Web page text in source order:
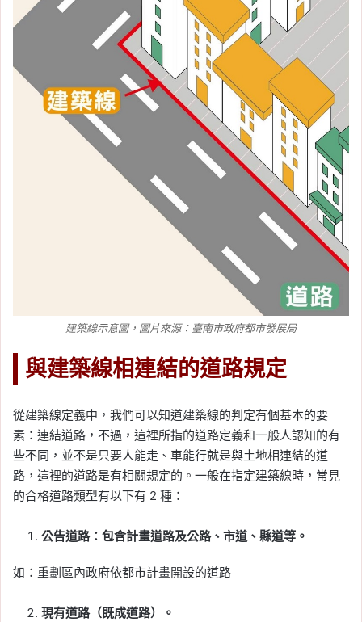
建築線示意圖，圖片來源：臺南市政府都市發展局
與建築線相連結的道路規定
從建築線定義中，我們可以知道建築線的判定有個基本的要
素：連結道路，不過，這裡所指的道路定義和一般人認知的有
些不同，並不是只要人能走、車能行就是與土地相連結的道
路，這裡的道路是有相關規定的。一般在指定建築線時，常見
的合格道路類型有以下有 2 種：
公告道路：包含計畫道路及公路、市道、縣道等。
如：重劃區內政府依都市計畫開設的道路
現有道路（既成道路）。